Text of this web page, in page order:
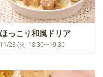
ほっこり和風ドリア
11/23 (火) 18:30〜19:30